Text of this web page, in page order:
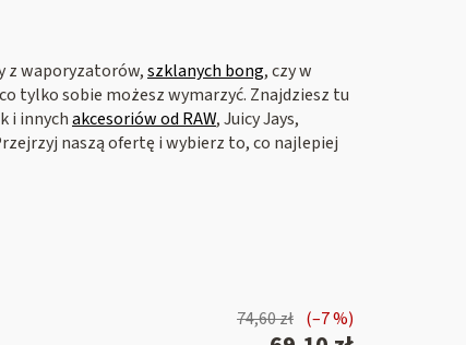
z waporyzatorów,szklanych bong, czy w
tylko sobie możesz wymarzyć. Znajdziesz tu
i innychakcesoriów od RAW, Juicy Jays,
naszą ofertę i wybierz to, co najlepiej
74,60 zł (–7 %)